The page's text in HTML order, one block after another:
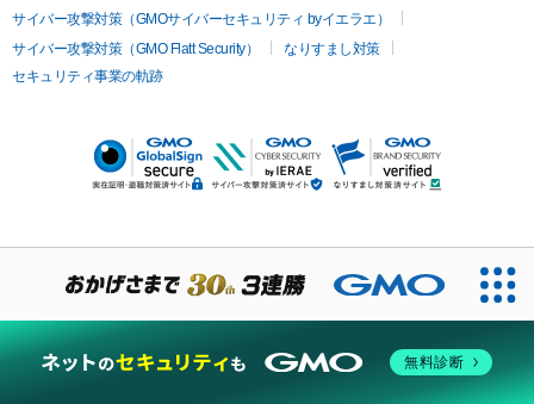
サイバー攻撃対策（GMOサイバーセキュリティ byイエラエ）
サイバー攻撃対策（GMO Flatt Security）
なりすまし対策
セキュリティ事業の軌跡
無料診断